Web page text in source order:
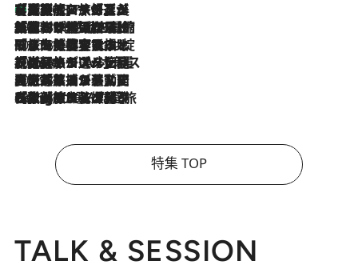
2026.8.7
【厳選旅コスメ】「多機能アイテムがメイン！」旅好き美容エディターが選んだ夏旅ベストコスメを発表【Mサイズジップ】
2026.8.6
「荷物が増えるほど旅ストレスは増す」美容ジャーナリストがたどり着いた最終結論。“化粧品を劇的に減らす”感動の凝縮美容とは
2026.8.6
「旅先には金髪ウィッグを持参」日本と同じメイクでは損してる!? 美容ジャーナリストが提案する“掟破りの旅美容”とは
2026.8.6
【厳選旅コスメ】「身軽さ＆UV対策重視！」ヘアアーティストshucoが選んだ夏旅ベストコスメを発表【Mサイズジップ】
2026.8.5
【厳選旅コスメ】国内をあちこち移動する河井菜摘が選んだ夏旅ベストコスメ発表！「リラックスアイテムはマスト」【Mサイズジップ】
2026.8.4
【厳選旅コスメ】「紫外線＆乾燥対策しながらメイク感も！」ヘア＆メイクGeorgeが選んだ夏旅ベストコスメを発表！【Mサイズジップ】
特集 TOP
TALK & SESSION